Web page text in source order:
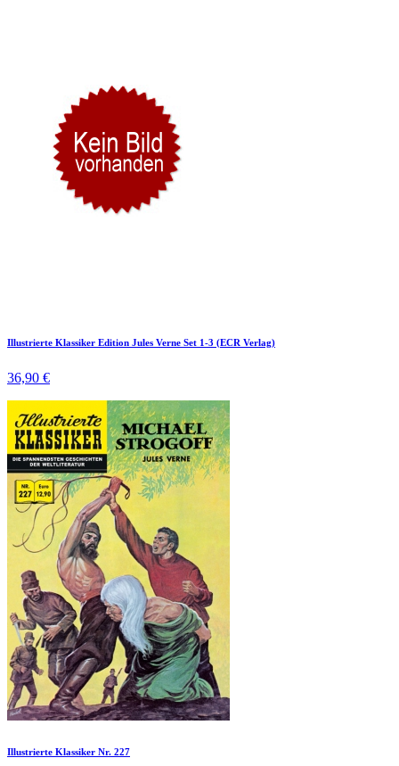
Illustrierte Klassiker Edition Jules Verne Set 1-3 (ECR Verlag)
36,90 €
Illustrierte Klassiker Nr. 227